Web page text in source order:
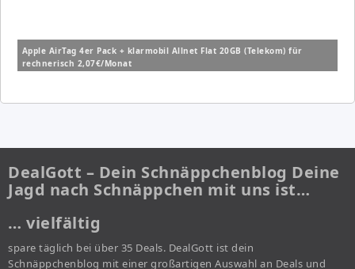
Apple AirTag 4er Pack + klarmobil Allnet Flat 20GB (Telekom) für
rechnerisch 2,07€/Monat
DealGott – Dein Schnäppchenblog Deine
Jagd nach Schnäppchen mit uns ist…
… vielfältig
spare täglich bei über 35 Deals. DealGott ist dein
Schnäppchenblog mit einer großartigen Auswahl an Deals und